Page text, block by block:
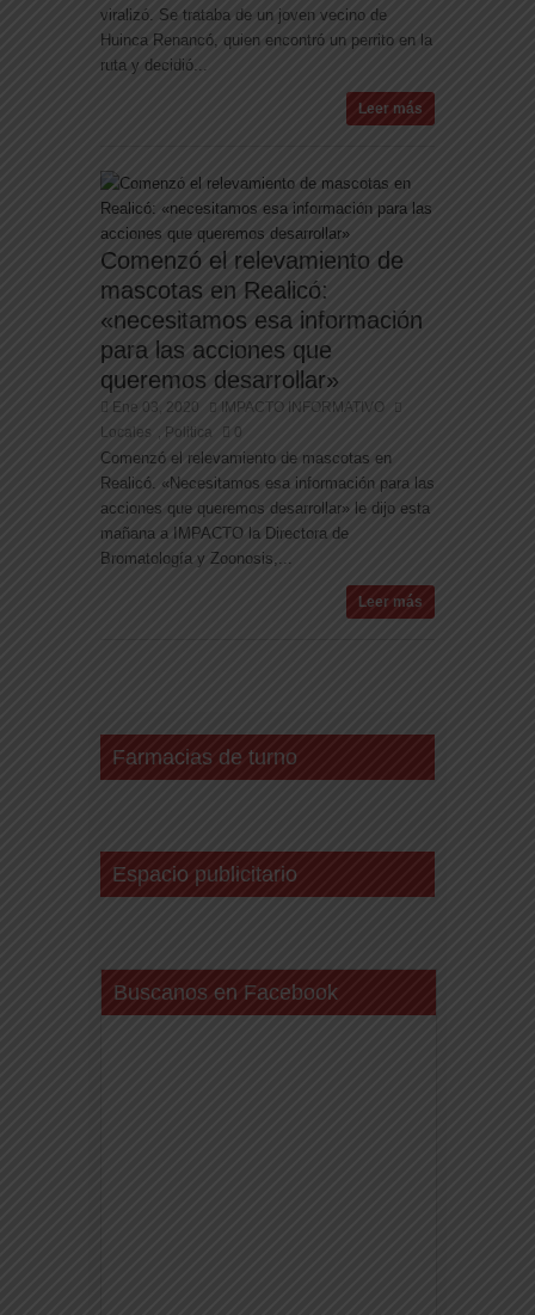
viralizó. Se trataba de un joven vecino de
Huinca Renancó, quien encontró un perrito en la
ruta y decidió...
Leer más
Comenzó el relevamiento de
mascotas en Realicó:
«necesitamos esa información
para las acciones que
queremos desarrollar»
Ene 03, 2020
IMPACTO INFORMATIVO
Locales
Politica 0
Comenzó el relevamiento de mascotas en
Realicó. «Necesitamos esa información para las
acciones que queremos desarrollar» le dijo esta
mañana a IMPACTO la Directora de
Bromatología y Zoonosis,...
Leer más
Farmacias de turno
Espacio publicitario
Buscanos en Facebook